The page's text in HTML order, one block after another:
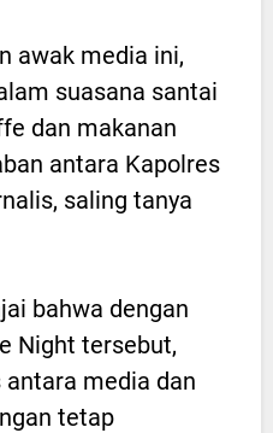
awak media ini,
suasana santai
dan makanan
antara Kapolres
saling tanya
bahwa dengan
Night tersebut,
media dan
tetap